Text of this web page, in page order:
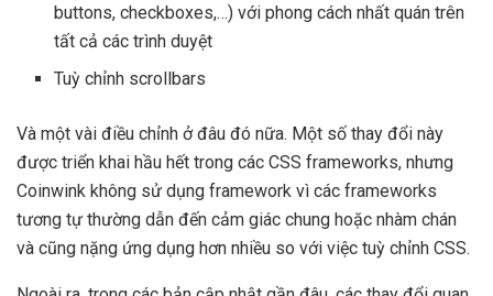
buttons, checkboxes,…) với phong cách nhất quán trên
tất cả các trình duyệt
Tuỳ chỉnh scrollbars
Và một vài điều chỉnh ở đâu đó nữa. Một số thay đổi này
được triển khai hầu hết trong các CSS frameworks, nhưng
Coinwink không sử dụng framework vì các frameworks
tương tự thường dẫn đến cảm giác chung hoặc nhàm chán
và cũng nặng ứng dụng hơn nhiều so với việc tuỳ chỉnh CSS.